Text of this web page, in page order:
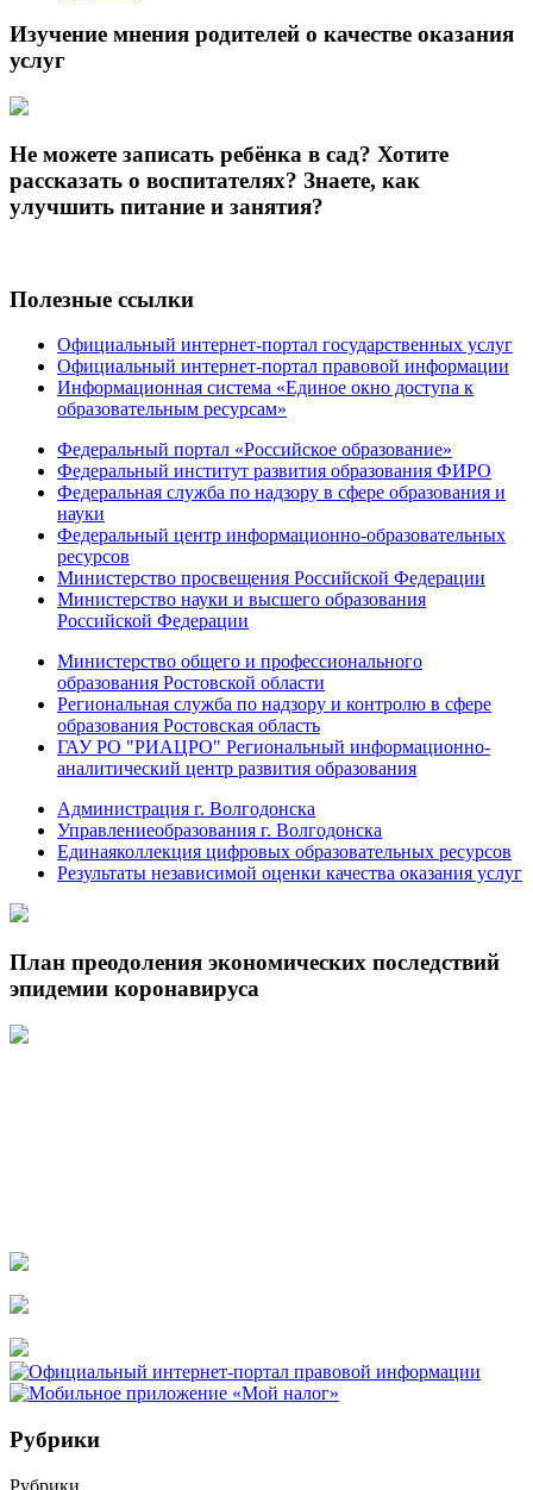
Изучение мнения родителей о качестве оказания
услуг
Не можете записать ребёнка в сад? Хотите
рассказать о воспитателях? Знаете, как
улучшить питание и занятия?
Полезные ссылки
Официальный интернет-портал государственных услуг
Официальный интернет-портал правовой информации
Информационная система «Единое окно доступа к
образовательным ресурсам»
Федеральный портал «Российское образование»
Федеральный институт развития образования ФИРО
Федеральная служба по надзору в сфере образования и
науки
Федеральный центр информационно-образовательных
ресурсов
Министерство просвещения Российской Федерации
Министерство науки и высшего образования
Российской Федерации
Министерство общего и профессионального
образования Ростовской области
Региональная служба по надзору и контролю в сфере
образования Ростовская область
ГАУ РО "РИАЦРО" Региональный информационно-
аналитический центр развития образования
Администрация г. Волгодонска
Управлениеобразования г. Волгодонска
Единаяколлекция цифровых образовательных ресурсов
Результаты независимой оценки качества оказания услуг
План преодоления экономических последствий
эпидемии коронавируса
Рубрики
Рубрики